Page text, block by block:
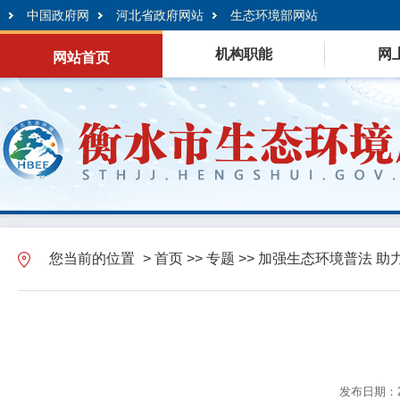
中国政府网 河北省政府网站 生态环境部网站
网站首页 机构职能 网
您当前的位置 > 首页 >> 专题 >> 加强生态环境普法 助
发布日期：